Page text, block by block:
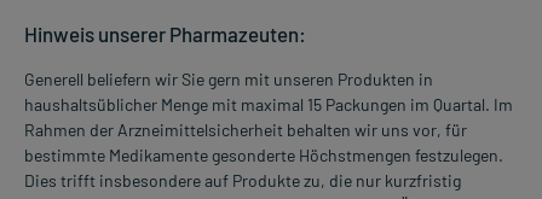
Hinweis unserer Pharmazeuten:
Generell beliefern wir Sie gern mit unseren Produkten in
haushaltsüblicher Menge mit maximal 15 Packungen im Quartal. Im
Rahmen der Arzneimittelsicherheit behalten wir uns vor, für
bestimmte Medikamente gesonderte Höchstmengen festzulegen.
Dies trifft insbesondere auf Produkte zu, die nur kurzfristig